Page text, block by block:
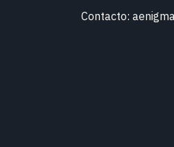
Contacto: